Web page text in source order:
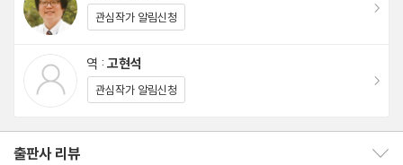
- 돌아가기
5부 미래: 호모 사피엔스 이넵투스
관심작가 알림신청
역 : 고현석
관심작가 알림신청
출판사 리뷰